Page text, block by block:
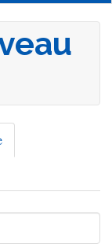
actif)